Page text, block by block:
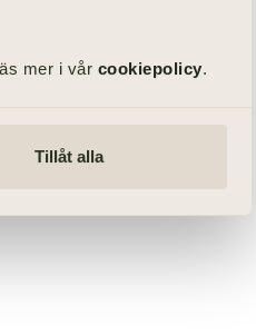
mer i vår cookiepolicy.
Tillåt alla